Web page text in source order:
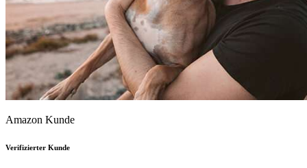
Amazon Kunde
Verifizierter Kunde